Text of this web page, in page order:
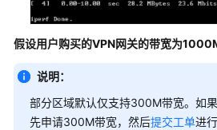
问
题
产
品
咨
假设用户购买的VPN网关的带宽为
说明：
部分区域默认仅支持300M带宽。如
先申请300M带宽，然后提交工单进